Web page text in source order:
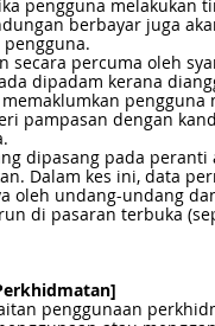
pengguna
berbayar juga
secara percuma oleh
dipadam kerana
pampasan dengan
dipasang pada
Dalam kes ini, data
oleh undang-undang
di pasaran terbuka
penggunaan